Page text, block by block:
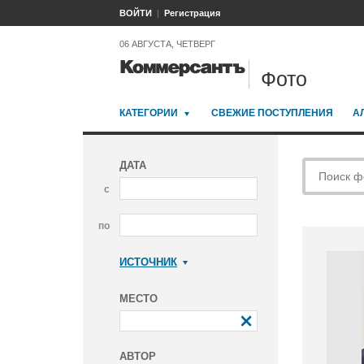
ВОЙТИ Регистрация
06 АВГУСТА, ЧЕТВЕРГ
Фото
КАТЕГОРИИ СВЕЖИЕ ПОСТУПЛЕНИЯ
ДАТА
с
по
ИСТОЧНИК
МЕСТО
АВТОР